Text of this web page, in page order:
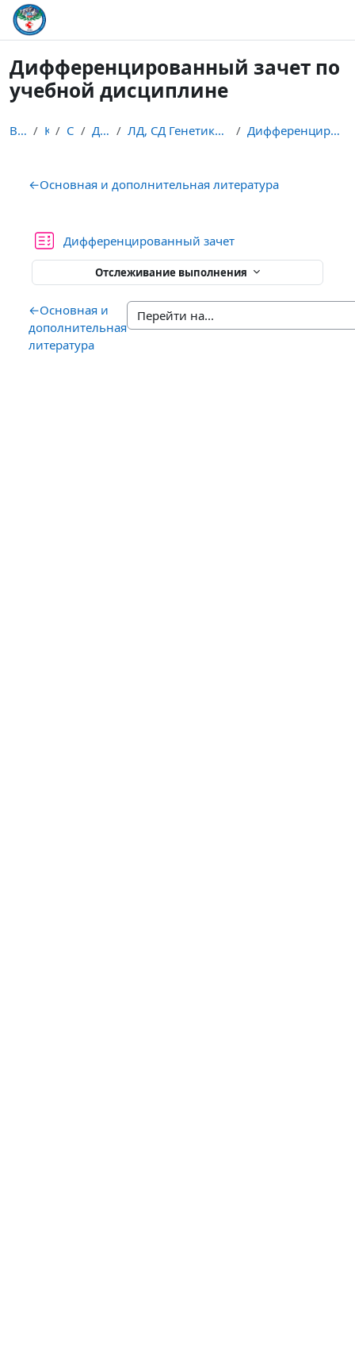
Перейти к основному содержанию
Дифференцированный зачет по
учебной дисциплине
В начало Курсы Студент Дисциплины ЛД, СД Генетика человека с основами медицинской ге... Дифференцированный зачет по учебной дисциплине
Section outline
←Основная и дополнительная литература
Дифференцированный зачетТест
Отслеживание выполнения
←Основная и
дополнительная
литература